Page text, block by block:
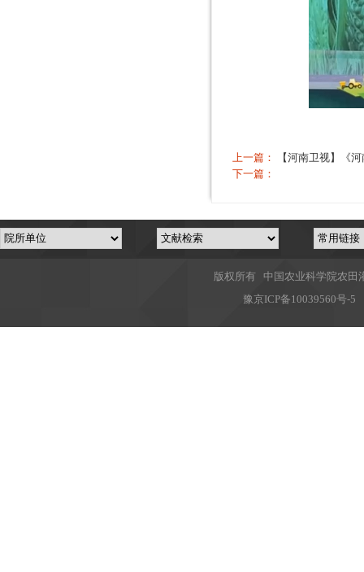
上一篇：
【河南卫视】《
下一篇：
版权所有 中国农业科学院农
豫京ICP备10039560号-5